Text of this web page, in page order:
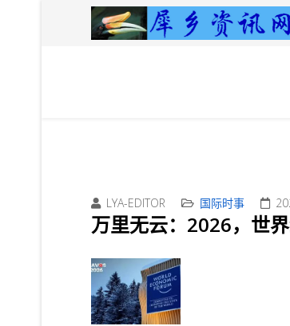
LYA-EDITOR 国际时事
万里无云：2026，世